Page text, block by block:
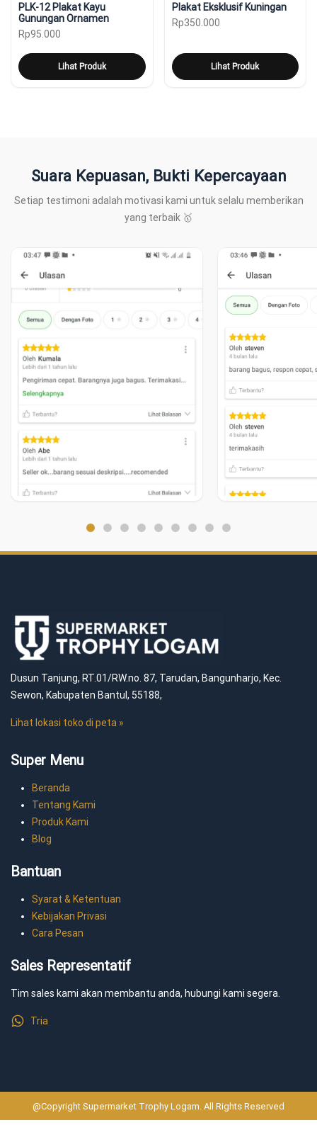
PLK-12 Plakat Kayu
Gunungan Ornamen
Rp95.000
Lihat Produk
Plakat Eksklusif Kuningan
Rp350.000
Lihat Produk
Suara Kepuasan, Bukti Kepercayaan
Setiap testimoni adalah motivasi kami untuk selalu memberikan
yang terbaik 🥇
Dusun Tanjung, RT.01/RW.no. 87, Tarudan, Bangunharjo, Kec.
Sewon, Kabupaten Bantul, 55188,
Lihat lokasi toko di peta »
Super Menu
Beranda
Tentang Kami
Produk Kami
Blog
Bantuan
Syarat & Ketentuan
Kebijakan Privasi
Cara Pesan
Sales Representatif
Tim sales kami akan membantu anda, hubungi kami segera.
Tria
@Copyright Supermarket Trophy Logam. All Rights Reserved